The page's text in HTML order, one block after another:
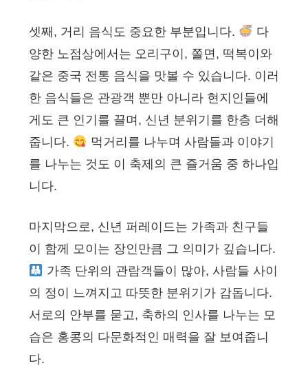
셋째, 거리 음식도 중요한 부분입니다.
다
양한 노점상에서는 오리구이, 쫄면, 떡복이와
같은 중국 전통 음식을 맛볼 수 있습니다. 이러
한 음식들은 관광객 뿐만 아니라 현지인들에
게도 큰 인기를 끌며, 신년 분위기를 한층 더해
줍니다.
먹거리를 나누며 사람들과 이야기
를 나누는 것도 이 축제의 큰 즐거움 중 하나입
니다.
마지막으로, 신년 퍼레이드는 가족과 친구들
이 함께 모이는 장인만큼 그 의미가 깊습니다.
가족 단위의 관람객들이 많아, 사람들 사이
의 정이 느껴지고 따뜻한 분위기가 감돕니다.
서로의 안부를 묻고, 축하의 인사를 나누는 모
습은 홍콩의 다문화적인 매력을 잘 보여줍니
다.